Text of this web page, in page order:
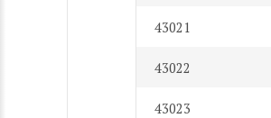
43021
43022
43023